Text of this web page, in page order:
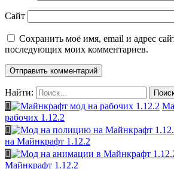
Сайт
Сохранить моё имя, email и адрес
последующих моих комментариев.
Найти:
рабочих 1.12.2
на Майнкрафт 1.12.2
Майнкрафт 1.12.2